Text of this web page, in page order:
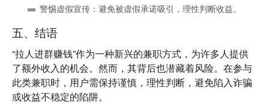
警惕虚假宣传 ：避免被虚假承诺吸引，理性判断收益。
五、结语
“拉人进群赚钱”作为一种新兴的兼职方式，为许多人提供
了额外收入的机会。然而，其背后也潜藏着风险。在参与
此类兼职时，用户需保持谨慎，理性判断，避免陷入诈骗
或收益不稳定的陷阱。